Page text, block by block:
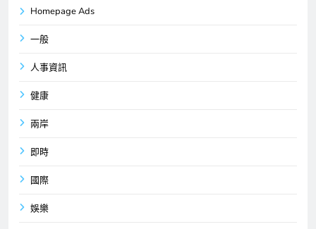
Homepage Ads
一般
人事資訊
健康
兩岸
即時
國際
娛樂